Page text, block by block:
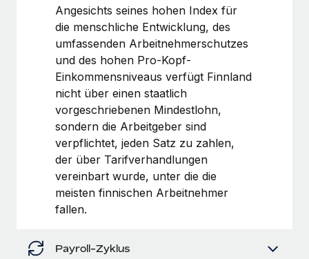
Mobilität und Relocation
Mühelose Relocation von Mitarbeiter:innen
Benefits
Mühelose Verwaltung von Benefits
Wellness-Startup Reverse Tech hat das globale...
Mehr erfahren
Neues zu Remote-Produkten: Integration mit
Gusto und Zero und Contractor Management
Auch im neuen Jahr wollen wir bei Remote Unternehmen
aller Größen dabei unterstützen, die beste...
Mehr erfahren
Wie Phiture 55 Mitarbeiter:innen in 19 Ländern
mit Remote verwaltet
Wachstumsberatung für mobile Apps. Das...
Angesichts seines hohen Index für
die menschliche Entwicklung, des
umfassenden Arbeitnehmerschutzes
und des hohen Pro-Kopf-
Einkommensniveaus verfügt Finnland
nicht über einen staatlich
vorgeschriebenen Mindestlohn,
sondern die Arbeitgeber sind
verpflichtet, jeden Satz zu zahlen,
der über Tarifverhandlungen
vereinbart wurde, unter die die
meisten finnischen Arbeitnehmer
fallen.
Payroll-Zyklus